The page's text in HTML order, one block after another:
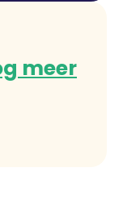
meer